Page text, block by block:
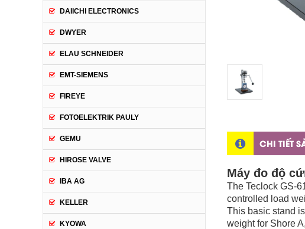
CHI TIẾT
Máy đo độ
The Teclock GS-
controlled load
This basic stand
weight for Shore
DAIICHI ELECTRONICS
DWYER
ELAU SCHNEIDER
EMT-SIEMENS
FIREYE
FOTOELEKTRIK PAULY
GEMU
HIROSE VALVE
IBA AG
KELLER
KYOWA